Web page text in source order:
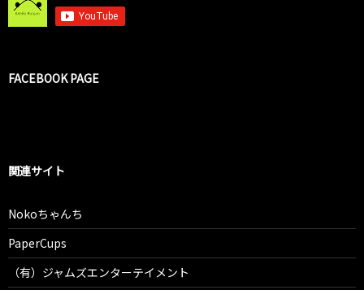
FACEBOOK PAGE
関連サイト
Nokoちゃんち
PaperCups
（有）ジャムズエンターテイメント